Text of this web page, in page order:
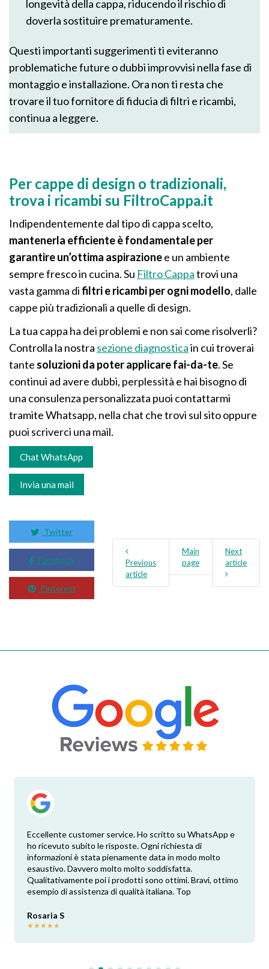
longevità della cappa, riducendo il rischio di
doverla sostituire prematuramente.
Questi importanti suggerimenti ti eviteranno
problematiche future o dubbi improvvisi nella fase di
montaggio e installazione. Ora non ti resta che
trovare il tuo fornitore di fiducia di filtri e ricambi,
continua a leggere.
Per cappe di design o tradizionali,
trova i ricambi su FiltroCappa.it
Indipendentemente dal tipo di cappa scelto,
mantenerla efficiente è fondamentale per
garantire un’ottima aspirazionee un ambiente
sempre fresco in cucina. Su Filtro Cappatrovi una
vasta gamma difiltri e ricambi per ogni modello, dalle
cappe più tradizionali a quelle di design.
La tua cappa ha dei problemi e non sai come risolverli?
Controlla la nostra sezione diagnosticain cui troverai
tante soluzioni da poter applicare fai-da-te. Se
continui ad avere dubbi, perplessità e hai bisogno di
una consulenza personalizzata puoi contattarmi
tramite Whatsapp, nella chat che trovi sul sito oppure
puoi scriverci una mail.
Chat WhatsApp
Invia una mail
Twitter
Facebook
Pinterest
Previous
article
Main
page
Next
article
Eccellente customer service. Ho scritto su WhatsApp e
ho ricevuto subito le risposte. Ogni richiesta di
informazioni è stata pienamente data in modo molto
esaustivo. Davvero molto molto soddisfatta.
Qualitativamente poi i prodotti sono ottimi. Bravi, ottimo
esempio di assistenza di qualità italiana. Top
Rosaria S
★★★★★